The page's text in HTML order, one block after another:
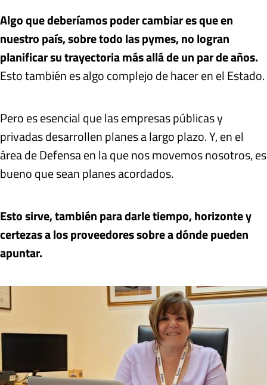
Algo que deberíamos poder cambiar es que en
nuestro país, sobre todo las pymes, no logran
planificar su trayectoria más allá de un par de años.
Esto también es algo complejo de hacer en el Estado.
Pero es esencial que las empresas públicas y
privadas desarrollen planes a largo plazo. Y, en el
área de Defensa en la que nos movemos nosotros, es
bueno que sean planes acordados.
Esto sirve, también para darle tiempo, horizonte y
certezas a los proveedores sobre a dónde pueden
apuntar.